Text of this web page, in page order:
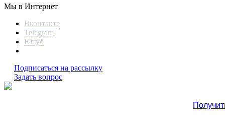
Мы в Интернет
Вконтакте
Telegram
Ютуб
Подписаться на рассылку
Задать вопрос